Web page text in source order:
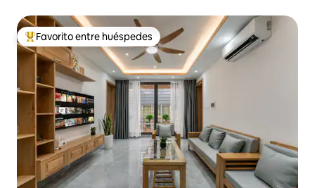
Favorito entre los huéspedes más destacados
Favorito entre huéspedes